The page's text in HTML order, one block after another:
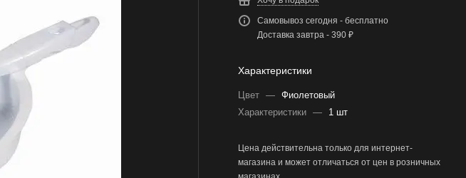
Самовывоз сегодня - бесплатно
Доставка завтра - 390 ₽
Характеристики
Цвет — Фиолетовый
Характеристики — 1 шт
Цена действительна только для интернет-
магазина и может отличаться от цен в розничных